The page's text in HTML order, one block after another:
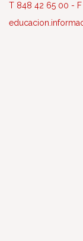
T 848 42 65 00 -